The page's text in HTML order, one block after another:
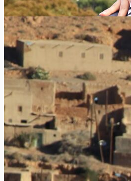
Louer une voiture: quelles garanties
Xavier Van Caneghem 0
Si louer une voiture inclut
pas rare que les compagnies
supplémentaires. Quelles...